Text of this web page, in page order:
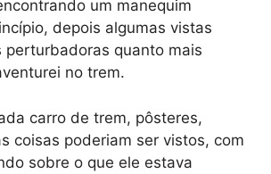
um manequim
depois algumas vistas
perturbadoras quanto mais
no trem.
carro de trem, pôsteres,
coisas poderiam ser vistos, com
sobre o que ele estava